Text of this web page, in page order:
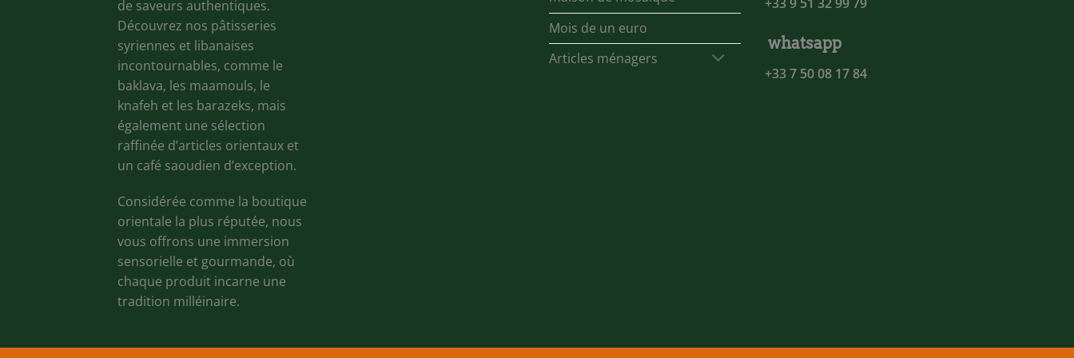
de saveurs authentiques.
Découvrez nos pâtisseries
syriennes et libanaises
incontournables, comme le
baklava, les maamouls, le
knafeh et les barazeks, mais
également une sélection
raffinée d’articles orientaux et
un café saoudien d’exception.
Considérée comme la boutique
orientale la plus réputée, nous
vous offrons une immersion
sensorielle et gourmande, où
chaque produit incarne une
tradition milléinaire.
Mois de un euro
Articles ménagers
whatsapp
+33 7 50 08 17 84